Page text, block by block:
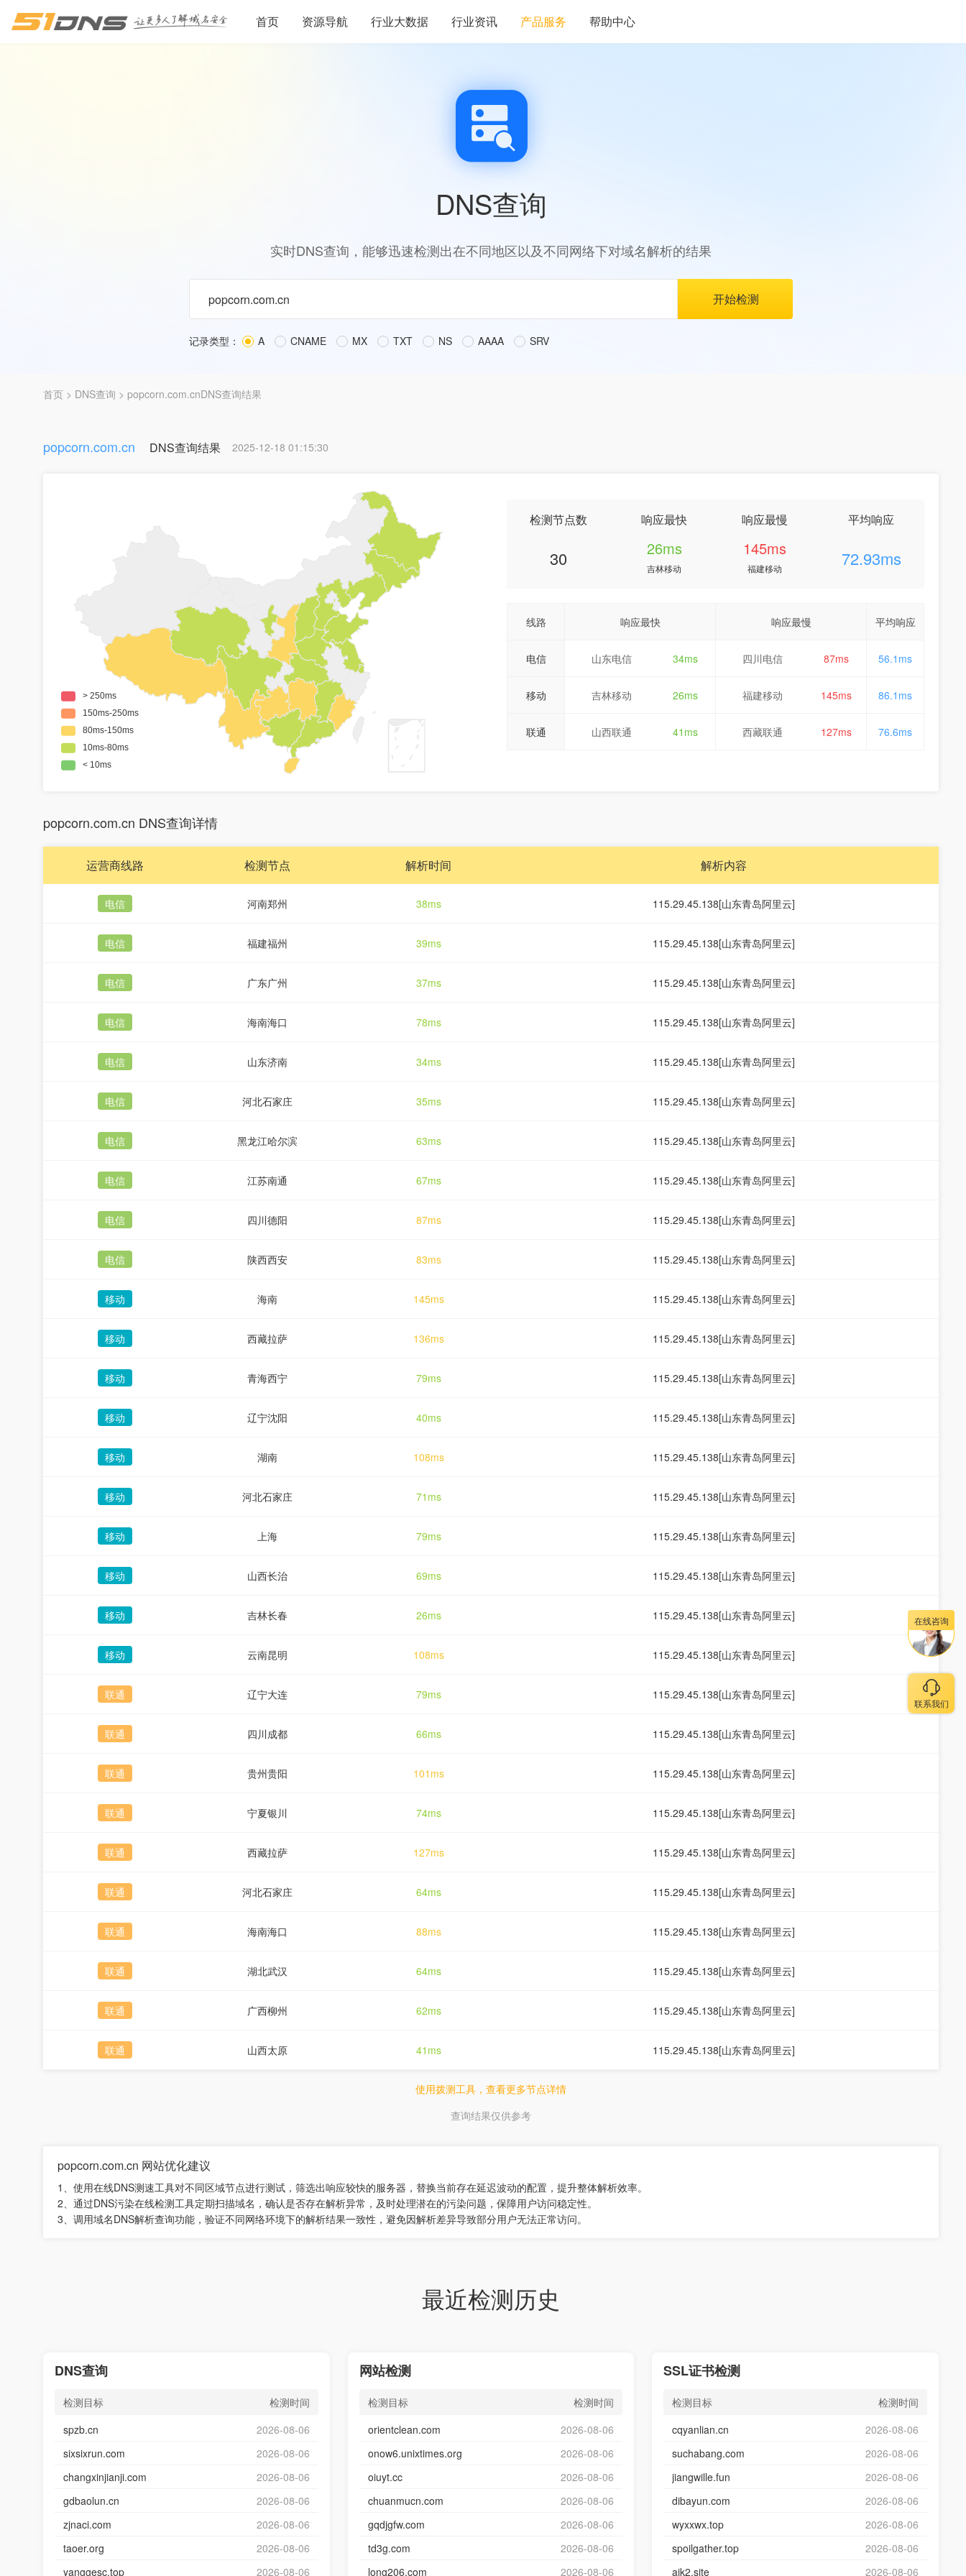
首页 资源导航 行业大数据 行业资讯 产品服务 帮助中心
DNS查询
实时DNS查询，能够迅速检测出在不同地区以及不同网络下对域名解析的结果
记录类型： A CNAME MX TXT NS AAAA SRV
首页 > DNS查询 > popcorn.com.cnDNS查询结果
popcorn.com.cn DNS查询结果 2025-12-18 01:15:30
检测节点数
30
响应最快
26ms
吉林移动
响应最慢
145ms
福建移动
平均响应
72.93ms
线路 响应最快 响应最慢 平均响应
电信 山东电信 34ms 四川电信 87ms 56.1ms
移动 吉林移动 26ms 福建移动 145ms 86.1ms
联通 山西联通 41ms 西藏联通 127ms 76.6ms
popcorn.com.cn DNS查询详情
运营商线路 检测节点 解析时间 解析内容
电信 河南郑州 38ms 115.29.45.138[山东青岛阿里云]
电信 福建福州 39ms 115.29.45.138[山东青岛阿里云]
电信 广东广州 37ms 115.29.45.138[山东青岛阿里云]
电信 海南海口 78ms 115.29.45.138[山东青岛阿里云]
电信 山东济南 34ms 115.29.45.138[山东青岛阿里云]
电信 河北石家庄 35ms 115.29.45.138[山东青岛阿里云]
电信 黑龙江哈尔滨 63ms 115.29.45.138[山东青岛阿里云]
电信 江苏南通 67ms 115.29.45.138[山东青岛阿里云]
电信 四川德阳 87ms 115.29.45.138[山东青岛阿里云]
电信 陕西西安 83ms 115.29.45.138[山东青岛阿里云]
移动 海南 145ms 115.29.45.138[山东青岛阿里云]
移动 西藏拉萨 136ms 115.29.45.138[山东青岛阿里云]
移动 青海西宁 79ms 115.29.45.138[山东青岛阿里云]
移动 辽宁沈阳 40ms 115.29.45.138[山东青岛阿里云]
移动 湖南 108ms 115.29.45.138[山东青岛阿里云]
移动 河北石家庄 71ms 115.29.45.138[山东青岛阿里云]
移动 上海 79ms 115.29.45.138[山东青岛阿里云]
移动 山西长治 69ms 115.29.45.138[山东青岛阿里云]
移动 吉林长春 26ms 115.29.45.138[山东青岛阿里云]
移动 云南昆明 108ms 115.29.45.138[山东青岛阿里云]
联通 辽宁大连 79ms 115.29.45.138[山东青岛阿里云]
联通 四川成都 66ms 115.29.45.138[山东青岛阿里云]
联通 贵州贵阳 101ms 115.29.45.138[山东青岛阿里云]
联通 宁夏银川 74ms 115.29.45.138[山东青岛阿里云]
联通 西藏拉萨 127ms 115.29.45.138[山东青岛阿里云]
联通 河北石家庄 64ms 115.29.45.138[山东青岛阿里云]
联通 海南海口 88ms 115.29.45.138[山东青岛阿里云]
联通 湖北武汉 64ms 115.29.45.138[山东青岛阿里云]
联通 广西柳州 62ms 115.29.45.138[山东青岛阿里云]
联通 山西太原 41ms 115.29.45.138[山东青岛阿里云]
使用拨测工具，查看更多节点详情
查询结果仅供参考
popcorn.com.cn 网站优化建议
1、使用在线DNS测速工具对不同区域节点进行测试，筛选出响应较快的服务器，替换当前存在延迟波动的配置，提升整体解析效率。
2、通过DNS污染在线检测工具定期扫描域名，确认是否存在解析异常，及时处理潜在的污染问题，保障用户访问稳定性。
3、调用域名DNS解析查询功能，验证不同网络环境下的解析结果一致性，避免因解析差异导致部分用户无法正常访问。
最近检测历史
DNS查询
检测目标
检测时间
spzb.cn
2026-08-06
sixsixrun.com
2026-08-06
changxinjianji.com
2026-08-06
gdbaolun.cn
2026-08-06
zjnaci.com
2026-08-06
taoer.org
2026-08-06
yanggesc.top
2026-08-06
网站检测
检测目标
检测时间
orientclean.com
2026-08-06
onow6.unixtimes.org
2026-08-06
oiuyt.cc
2026-08-06
chuanmucn.com
2026-08-06
gqdjgfw.com
2026-08-06
td3g.com
2026-08-06
long206.com
2026-08-06
SSL证书检测
检测目标
检测时间
cqyanlian.cn
2026-08-06
suchabang.com
2026-08-06
jiangwille.fun
2026-08-06
dibayun.com
2026-08-06
wyxxwx.top
2026-08-06
spoilgather.top
2026-08-06
aik2.site
2026-08-06
在线咨询
联系我们